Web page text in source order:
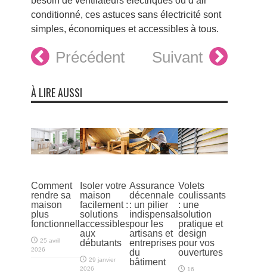
conditionné, ces astuces sans électricité sont
simples, économiques et accessibles à tous.
Précédent Suivant
À LIRE AUSSI
Comment
rendre sa
maison
plus
fonctionnelle
25 avril
2026
Isoler votre
maison
facilement :
solutions
accessibles
aux
débutants
29 janvier
2026
Assurance
décennale
: un pilier
indispensable
pour les
artisans et
entreprises
du
bâtiment
Volets
coulissants
: une
solution
pratique et
design
pour vos
ouvertures
16